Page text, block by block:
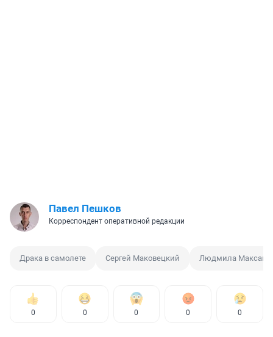
Павел Пешков
Корреспондент оперативной редакции
Драка в самолете Сергей Маковецкий Людмила
0 0 0 0 0